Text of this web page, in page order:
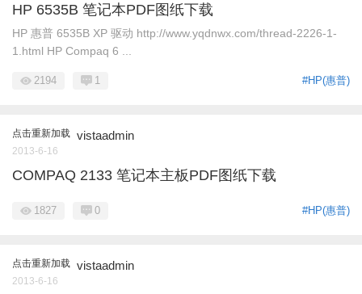
HP 6535B 笔记本PDF图纸下载
HP 惠普 6535B XP 驱动 http://www.yqdnwx.com/thread-2226-1-
1.html HP Compaq 6 ...
#HP(惠普)
2194 1
点击重新加载 vistaadmin
2013-6-16
COMPAQ 2133 笔记本主板PDF图纸下载
#HP(惠普)
1827 0
点击重新加载 vistaadmin
2013-6-16